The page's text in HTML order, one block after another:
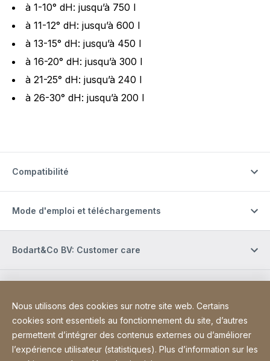
à 1-10° dH: jusqu’à 750 l
à 11-12° dH: jusqu’à 600 l
à 13-15° dH: jusqu’à 450 l
à 16-20° dH: jusqu’à 300 l
à 21-25° dH: jusqu’à 240 l
à 26-30° dH: jusqu’à 200 l
Compatibilité
Mode d'emploi et téléchargements
Bodart&Co BV: Customer care
Site Web
[Website information]
Informations légales
Mentions légales
Déclaration d'accessibilité
Sitemap
Nous utilisons des cookies sur notre site web. Certains
cookies sont essentiels au fonctionnement du site, d’autres
permettent d’intégrer des contenus externes ou d’améliorer
l’expérience utilisateur (statistiques). Plus d’information sur les